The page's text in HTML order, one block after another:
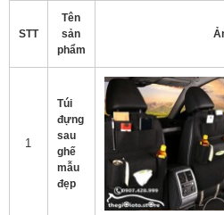
STT
Tên
sản
phẩm
1
Túi
đựng
sau
ghế
mẫu
đẹp